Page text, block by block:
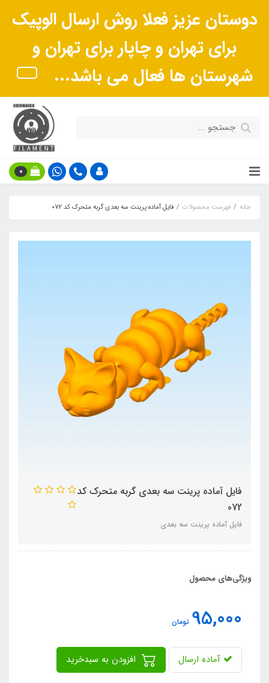
دوستان عزیز فعلا روش ارسال الوپیک
برای تهران و چاپار برای تهران و
شهرستان ها فعال می باشد...
0
خانه فهرست محصولات فایل آماده پرینت سه بعدی گربه متحرک کد 072
فایل آماده پرینت سه بعدی گربه متحرک کد
072
فایل آماده پرینت سه بعدی
ویژگی‌های محصول
95,000 تومان
آماده ارسال